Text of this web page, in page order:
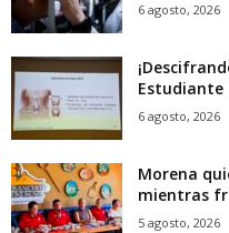
6 agosto, 2026
Estudiante
6 agosto, 2026
Morena
mientras
5 agosto, 2026